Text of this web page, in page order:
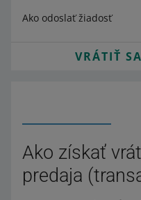
Ako odoslať žiadosť
VRÁTIŤ
Ako získať
predaja